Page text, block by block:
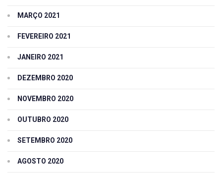
MARÇO 2021
FEVEREIRO 2021
JANEIRO 2021
DEZEMBRO 2020
NOVEMBRO 2020
OUTUBRO 2020
SETEMBRO 2020
AGOSTO 2020